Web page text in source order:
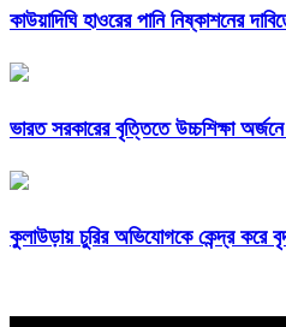
কাউয়াদিঘি হাওরের পানি নিষ্কাশনের
ভারত সরকারের বৃত্তিতে উচ্চশিক্ষা অর্জনে
কুলাউড়ায় চুরির অভিযোগকে কেন্দ্র করে